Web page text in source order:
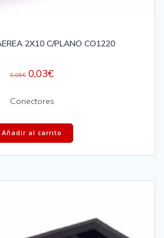
2X10 C/PLANO CO1220
0,06€ 0,03€
Conectores
Añadir al carrito